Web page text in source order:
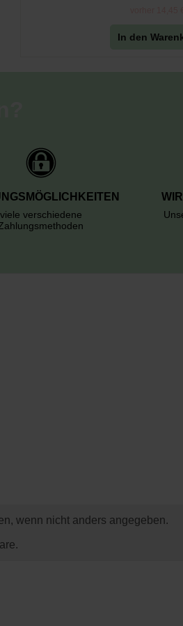
In den
viele verschiedene
wenn nicht anders angegeben.